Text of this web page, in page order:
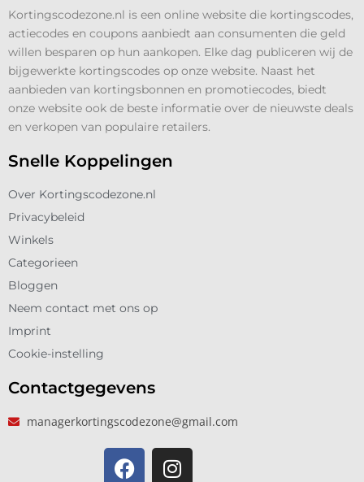
Kortingscodezone.nl is een online website die kortingscodes,
actiecodes en coupons aanbiedt aan consumenten die geld
willen besparen op hun aankopen. Elke dag publiceren wij de
bijgewerkte kortingscodes op onze website. Naast het
aanbieden van kortingsbonnen en promotiecodes, biedt
onze website ook de beste informatie over de nieuwste deals
en verkopen van populaire retailers.
Snelle Koppelingen
Over Kortingscodezone.nl
Privacybeleid
Winkels
Categorieen
Bloggen
Neem contact met ons op
Imprint
Cookie-instelling
Contactgegevens
managerkortingscodezone@gmail.com